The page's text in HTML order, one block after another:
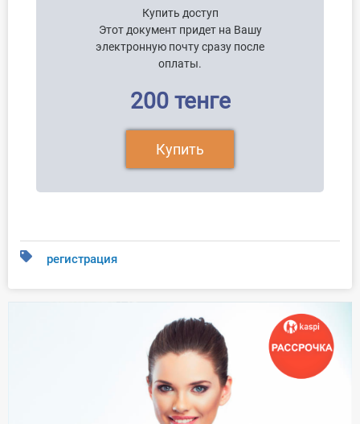
Купить доступ
Этот документ придет на Вашу
электронную почту сразу после
оплаты.
200 тенге
Купить
регистрация